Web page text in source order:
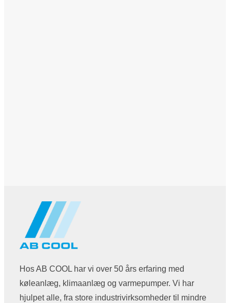
Hos AB COOL har vi over 50 års erfaring med
køleanlæg, klimaanlæg og varmepumper. Vi har
hjulpet alle, fra store industrivirksomheder til mindre